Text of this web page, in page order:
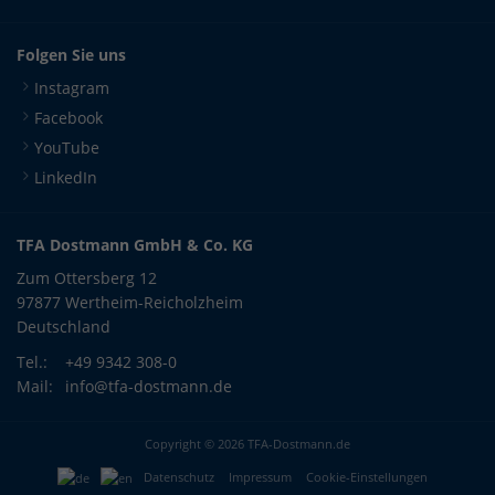
Folgen Sie uns
Instagram
Facebook
YouTube
LinkedIn
TFA Dostmann GmbH & Co. KG
Zum Ottersberg 12
97877 Wertheim-Reicholzheim
Deutschland
Tel.:
+49 9342 308-0
Mail:
info@tfa-dostmann.de
Copyright © 2026 TFA-Dostmann.de
Datenschutz Impressum
Cookie-Einstellungen